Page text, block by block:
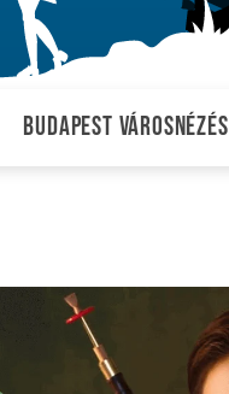
Budapest városnézés